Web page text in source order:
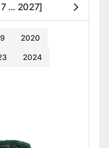
... 2027]
2020
2024